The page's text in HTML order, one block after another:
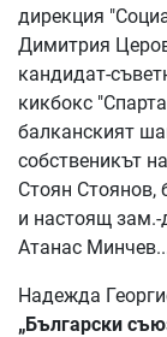
дирекция
Димитрия
кандидат-
кикбокс
балканският
собственикът
Стоян
и настоящ зам.-
Атанас
Надежда
„Български